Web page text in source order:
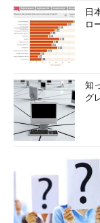
日
ロ
知
グ